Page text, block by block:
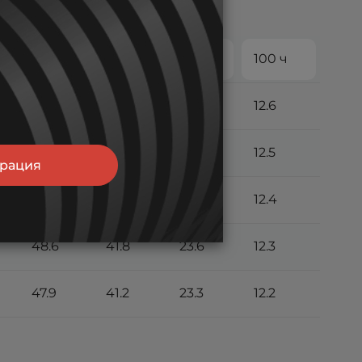
20 ч 24 ч 48 ч 100 ч
49.4 42.5 12.6
42.3 12.5
12.4
48.6 41.8 23.6 12.3
47.9 41.2 23.3 12.2